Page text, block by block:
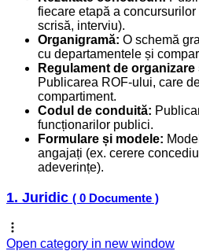
fiecare etapă a
scrisă, interviu).
Organigramă: O schemă
cu departamentele și
Regulament de
Publicarea ROF-ului, care
compartiment.
Codul de conduită:
funcționarilor publici.
Formulare și modele:
angajați (ex. cerere
adeverințe).
1. Juridic ( 0 Documente )
Open category in new window